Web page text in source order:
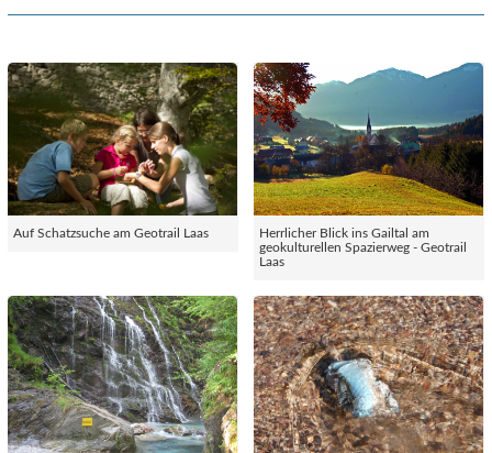
Auf Schatzsuche am Geotrail Laas
Herrlicher Blick ins Gailtal am
geokulturellen Spazierweg - Geotrail
Laas